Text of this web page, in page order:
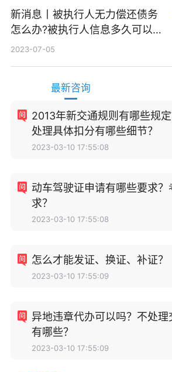
新消息丨被执行人无力偿还债务
怎么办?被执行人信息多久可以
消除?
2023-07-05
最新咨询
2013年新交通规则有哪些规
处理具体扣分有哪些细节？
2023-03-10 17:55:08
动车驾驶证申请有哪些要求？
求？
2023-03-10 17:55:08
怎么才能发证、换证、补证？
2023-03-10 17:55:09
异地违章代办可以吗？不处
有哪些？
2023-03-10 17:55:09